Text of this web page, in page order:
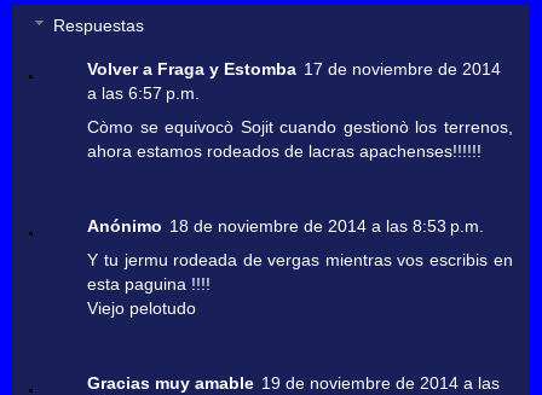
Respuestas
Volver a Fraga y Estomba 17 de noviembre de 2014
a las 6:57 p.m.
Còmo se equivocò Sojit cuando gestionò los terrenos,
ahora estamos rodeados de lacras apachenses!!!!!!
Anónimo 18 de noviembre de 2014 a las 8:53 p.m.
Y tu jermu rodeada de vergas mientras vos escribis en
esta paguina !!!!
Viejo pelotudo
Gracias muy amable 19 de noviembre de 2014 a las